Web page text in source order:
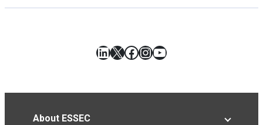
LinkedIn
X Facebook
Instagram
YouTube
About ESSEC